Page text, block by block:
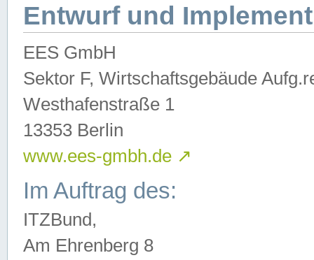
Entwurf und
EES GmbH
Sektor F, Wirtschaftsgebäude
Westhafenstraße 1
13353 Berlin
www.ees-gmbh.de ↗
Im Auftrag des:
ITZBund,
Am Ehrenberg 8